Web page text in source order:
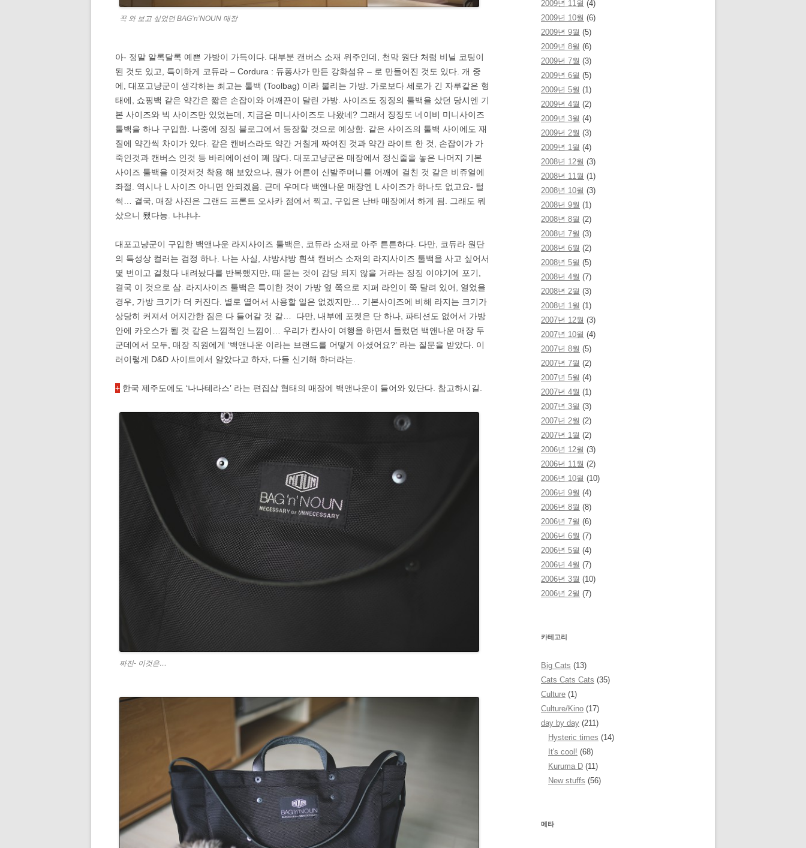
꼭 와 보고 싶었던 BAG’n’NOUN 매장
아- 정말 알록달록 예쁜 가방이 가득이다. 대부분 캔버스 소재 위주인데, 천막 원단 처럼 비닐 코팅이
된 것도 있고, 특이하게 코듀라 – Cordura : 듀퐁사가 만든 강화섬유 – 로 만들어진 것도 있다. 개 중
에, 대포고냥군이 생각하는 최고는 툴백 (Toolbag) 이라 불리는 가방. 가로보다 세로가 긴 자루같은 형
태에, 쇼핑백 같은 약간은 짧은 손잡이와 어깨끈이 달린 가방. 사이즈도 징징의 툴백을 샀던 당시엔 기
본 사이즈와 빅 사이즈만 있었는데, 지금은 미니사이즈도 나왔네? 그래서 징징도 네이비 미니사이즈
툴백을 하나 구입함. 나중에 징징 블로그에서 등장할 것으로 예상함. 같은 사이즈의 툴백 사이에도 재
질에 약간씩 차이가 있다. 같은 캔버스라도 약간 거칠게 짜여진 것과 약간 라이트 한 것, 손잡이가 가
죽인것과 캔버스 인것 등 바리에이션이 꽤 많다. 대포고냥군은 매장에서 정신줄을 놓은 나머지 기본
사이즈 툴백을 이것저것 착용 해 보았으나, 뭔가 어른이 신발주머니를 어깨에 걸친 것 같은 비쥬얼에
좌절. 역시나 L 사이즈 아니면 안되겠음. 근데 우메다 백앤나운 매장엔 L 사이즈가 하나도 없고요- 털
썩… 결국, 매장 사진은 그랜드 프론트 오사카 점에서 찍고, 구입은 난바 매장에서 하게 됨. 그래도 뭐
샀으니 됐다능. 냐냐냐-
대포고냥군이 구입한 백앤나운 라지사이즈 툴백은, 코듀라 소재로 아주 튼튼하다. 다만, 코듀라 원단
의 특성상 컬러는 검정 하나. 나는 사실, 샤방샤방 흰색 캔버스 소재의 라지사이즈 툴백을 사고 싶어서
몇 번이고 걸쳤다 내려놨다를 반복했지만, 때 묻는 것이 감당 되지 않을 거라는 징징 이야기에 포기,
결국 이 것으로 삼. 라지사이즈 툴백은 특이한 것이 가방 옆 쪽으로 지퍼 라인이 쭉 달려 있어, 열었을
경우, 가방 크기가 더 커진다. 별로 열어서 사용할 일은 없겠지만… 기본사이즈에 비해 라지는 크기가
상당히 커져서 어지간한 짐은 다 들어갈 것 같… 다만, 내부에 포켓은 단 하나, 파티션도 없어서 가방
안에 카오스가 될 것 같은 느낌적인 느낌이… 우리가 칸사이 여행을 하면서 들렀던 백앤나운 매장 두
군데에서 모두, 매장 직원에게 ‘백앤나운 이라는 브랜드를 어떻게 아셨어요?’ 라는 질문을 받았다. 이
러이렇게 D&D 사이트에서 알았다고 하자, 다들 신기해 하더라는.
+ 한국 제주도에도 ‘나나테라스’ 라는 편집샵 형태의 매장에 백앤나운이 들어와 있단다. 참고하시길.
짜잔- 이것은…
2009년 11월 (4)
2009년 10월 (6)
2009년 9월 (5)
2009년 8월 (6)
2009년 7월 (3)
2009년 6월 (5)
2009년 5월 (1)
2009년 4월 (2)
2009년 3월 (4)
2009년 2월 (3)
2009년 1월 (4)
2008년 12월 (3)
2008년 11월 (1)
2008년 10월 (3)
2008년 9월 (1)
2008년 8월 (2)
2008년 7월 (3)
2008년 6월 (2)
2008년 5월 (5)
2008년 4월 (7)
2008년 2월 (3)
2008년 1월 (1)
2007년 12월 (3)
2007년 10월 (4)
2007년 8월 (5)
2007년 7월 (2)
2007년 5월 (4)
2007년 4월 (1)
2007년 3월 (3)
2007년 2월 (2)
2007년 1월 (2)
2006년 12월 (3)
2006년 11월 (2)
2006년 10월 (10)
2006년 9월 (4)
2006년 8월 (8)
2006년 7월 (6)
2006년 6월 (7)
2006년 5월 (4)
2006년 4월 (7)
2006년 3월 (10)
2006년 2월 (7)
카테고리
Big Cats (13)
Cats Cats Cats (35)
Culture (1)
Culture/Kino (17)
day by day (211)
Hysteric times (14)
It's cool! (68)
Kuruma D (11)
New stuffs (56)
메타